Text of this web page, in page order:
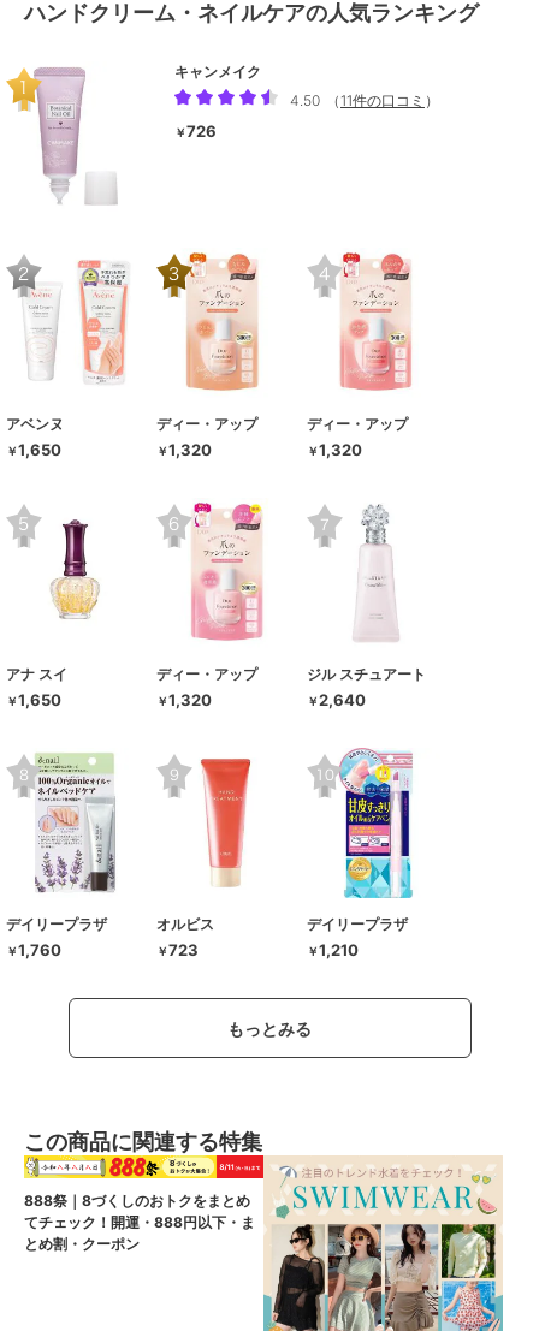
ハンドクリーム・ネイルケアの人気ランキング
キャンメイク
4.50
（ 11件の口コミ ）
￥726
アベンヌ
￥1,650
ディー・アップ
￥1,320
ディー・アップ
￥1,320
アナ スイ
￥1,650
ディー・アップ
￥1,320
ジル スチュアート
￥2,640
デイリープラザ
￥1,760
オルビス
￥723
デイリープラザ
￥1,210
もっとみる
この商品に関連する特集
888祭｜8づくしのおトクをまとめ
てチェック！開運・888円以下・ま
とめ割・クーポン